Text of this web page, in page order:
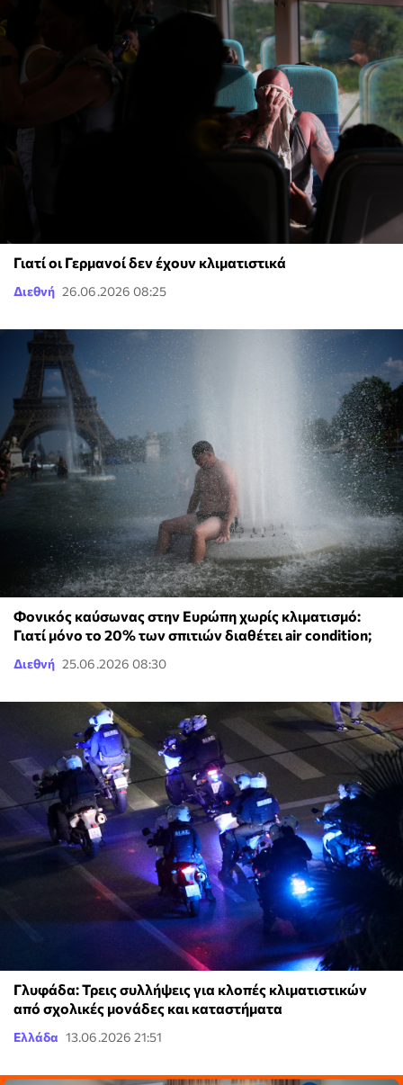
Γιατί οι Γερμανοί δεν έχουν κλιματιστικά
Διεθνή 26.06.2026 08:25
Φονικός καύσωνας στην Ευρώπη χωρίς κλιματισμό:
Γιατί μόνο το 20% των σπιτιών διαθέτει air condition;
Διεθνή 25.06.2026 08:30
Γλυφάδα: Τρεις συλλήψεις για κλοπές κλιματιστικών
από σχολικές μονάδες και καταστήματα
Ελλάδα 13.06.2026 21:51